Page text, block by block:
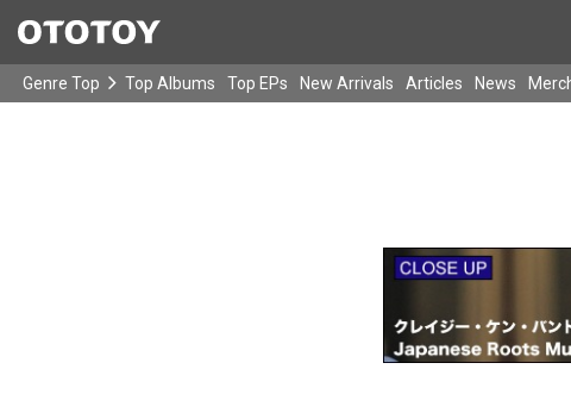
Genre Top Top Albums Top EPs New Arrivals Articles News